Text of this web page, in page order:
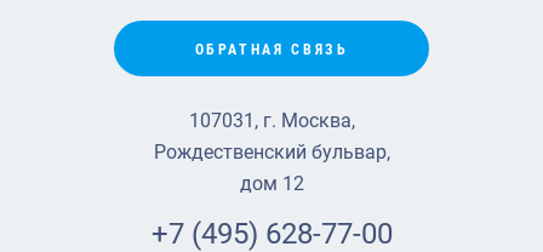
ОБРАТНАЯ СВЯЗЬ
107031, г. Москва,
Рождественский бульвар,
дом 12
+7 (495) 628-77-00